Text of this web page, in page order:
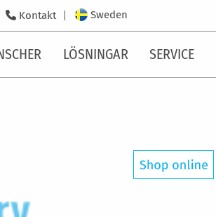
Kontakt Sweden
LÖSNINGAR SERVICE